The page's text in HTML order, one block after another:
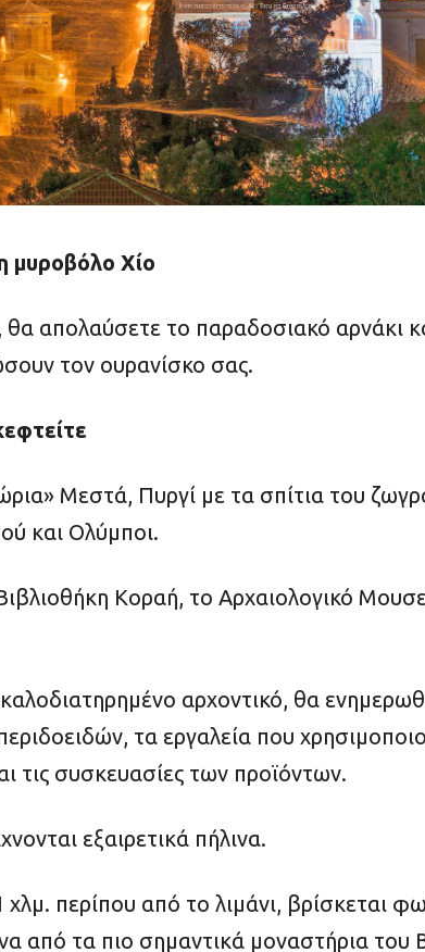
μυροβόλο Χίο
απολαύσετε το παραδοσιακό αρνάκι
τον ουρανίσκο σας.
Μεστά, Πυργί με τα σπίτια του
και Ολύμποι.
Κοραή, το Αρχαιολογικό
αρχοντικό, θα
τα εργαλεία που
τις συσκευασίες των προϊόντων.
εξαιρετικά πήλινα.
χλμ. περίπου από το λιμάνι, βρίσκεται
από τα πιο σημαντικά μοναστήρια του